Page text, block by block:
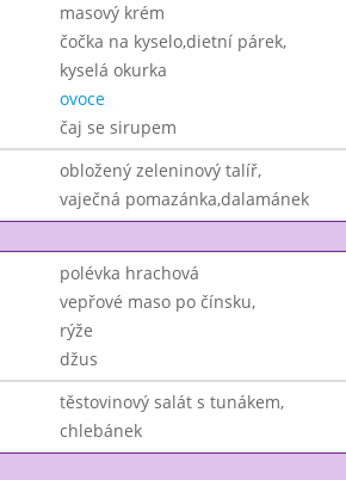
masový krém
čočka na kyselo,dietní párek,
kyselá okurka
ovoce
čaj se sirupem
obložený zeleninový talíř,
vaječná pomazánka,dalamánek
polévka hrachová
vepřové maso po čínsku,
rýže
džus
těstovinový salát s tunákem,
chlebánek